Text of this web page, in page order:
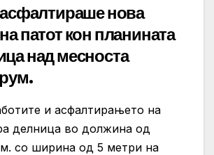
нова
патот кон планината
над месноста
и асфалтирањето на
делница во должина од
со ширина од 5 метри на